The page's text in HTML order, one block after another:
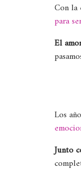
Con la
para
El
Los
Junto